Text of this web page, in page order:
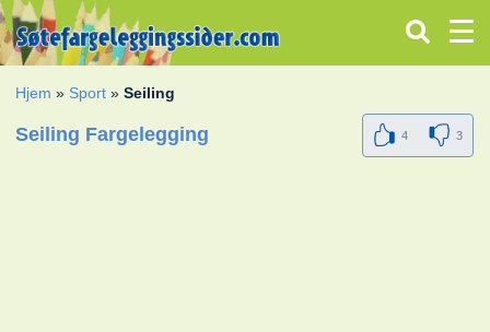
Hjem » Sport »Seiling
Seiling Fargelegging 4 3